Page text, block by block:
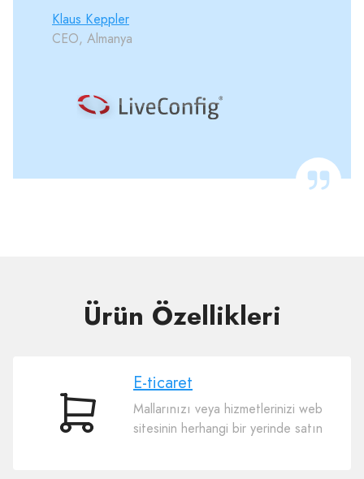
Klaus Keppler
CEO, Almanya
Ürün Özellikleri
E-
E-ticaret
Mallarınızı veya hizmetlerinizi web
sitesinin herhangi bir yerinde satın